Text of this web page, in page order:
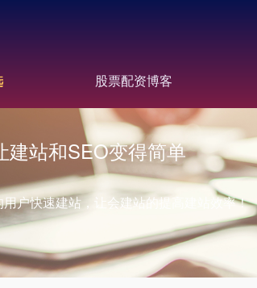
股票配资博客
建站和SEO变得简单
户快速建站，让会建站的提高建站效率！